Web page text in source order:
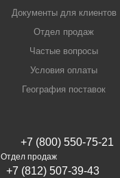
Документы для клиентов
Отдел продаж
Частые вопросы
Условия оплаты
География поставок
+7 (800) 550-75-21
Отдел продаж
+7 (812) 507-39-43